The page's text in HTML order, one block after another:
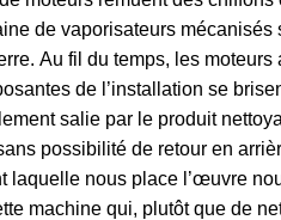
de vaporisateurs
Au fil du temps, les
de l’installation se
salie par le produit
possibilité de retour en
laquelle nous place l’œuvre
machine qui, plutôt que de